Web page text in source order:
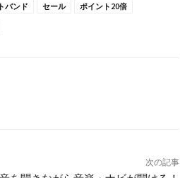
バンド セール
ポイント20倍
次の記事